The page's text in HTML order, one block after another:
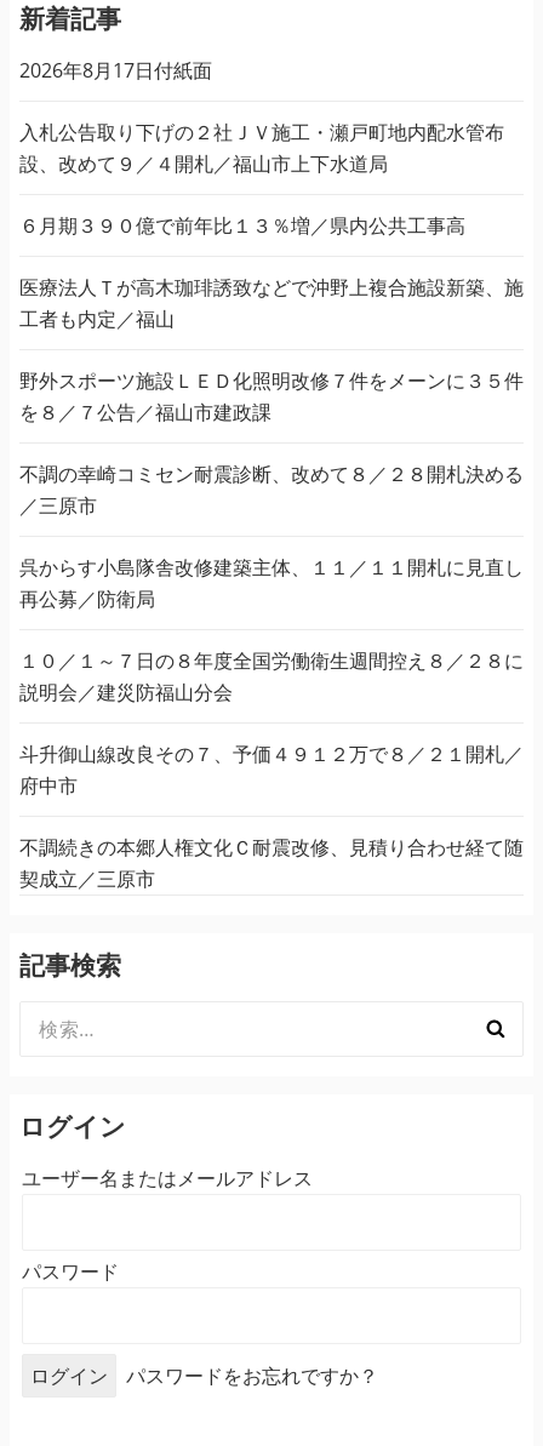
新着記事
2026年8月17日付紙面
入札公告取り下げの２社ＪＶ施工・瀬戸町地内配水管布
設、改めて９／４開札／福山市上下水道局
６月期３９０億で前年比１３％増／県内公共工事高
医療法人Ｔが高木珈琲誘致などで沖野上複合施設新築、施
工者も内定／福山
野外スポーツ施設ＬＥＤ化照明改修７件をメーンに３５件
を８／７公告／福山市建政課
不調の幸崎コミセン耐震診断、改めて８／２８開札決める
／三原市
呉からす小島隊舎改修建築主体、１１／１１開札に見直し
再公募／防衛局
１０／１～７日の８年度全国労働衛生週間控え８／２８に
説明会／建災防福山分会
斗升御山線改良その７、予価４９１２万で８／２１開札／
府中市
不調続きの本郷人権文化Ｃ耐震改修、見積り合わせ経て随
契成立／三原市
記事検索
索:
ログイン
ユーザー名またはメールアドレス
パスワード
パスワードをお忘れですか？